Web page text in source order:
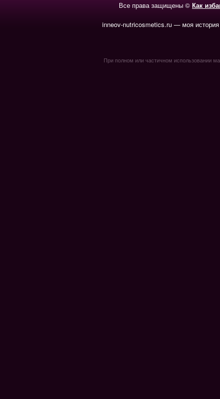
Все права защищены © Как
inneov-nutricosmetics.ru — моя
При полном или частичном использовании